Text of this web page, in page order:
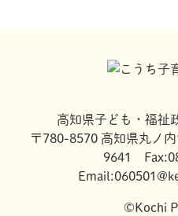
高知県子ども・福
〒780-8570 高知県丸ノ
9641
©Kochi